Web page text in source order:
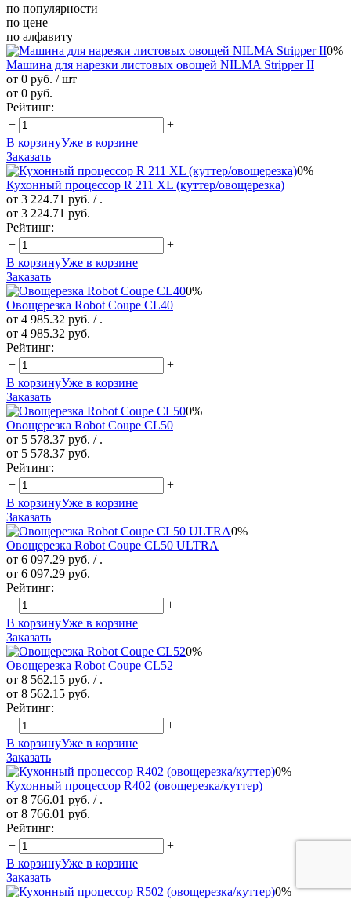
по популярности
по цене
по алфавиту
0%
Машина для нарезки листовых овощей NILMA Stripper II
от 0 руб. / шт
от 0 руб.
Рейтинг:
−
+
В корзинуУже в корзине
Заказать
0%
Кухонный процессор R 211 XL (куттер/овощерезка)
от 3 224.71 руб. / .
от 3 224.71 руб.
Рейтинг:
−
+
В корзинуУже в корзине
Заказать
0%
Овощерезка Robot Coupe CL40
от 4 985.32 руб. / .
от 4 985.32 руб.
Рейтинг:
−
+
В корзинуУже в корзине
Заказать
0%
Овощерезка Robot Coupe CL50
от 5 578.37 руб. / .
от 5 578.37 руб.
Рейтинг:
−
+
В корзинуУже в корзине
Заказать
0%
Овощерезка Robot Coupe CL50 ULTRA
от 6 097.29 руб. / .
от 6 097.29 руб.
Рейтинг:
−
+
В корзинуУже в корзине
Заказать
0%
Овощерезка Robot Coupe CL52
от 8 562.15 руб. / .
от 8 562.15 руб.
Рейтинг:
−
+
В корзинуУже в корзине
Заказать
0%
Кухонный процессор R402 (овощерезка/куттер)
от 8 766.01 руб. / .
от 8 766.01 руб.
Рейтинг:
−
+
В корзинуУже в корзине
Заказать
0%